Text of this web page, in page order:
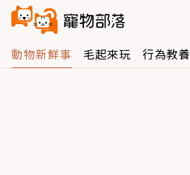
動物新鮮事 毛起來玩 行為教養